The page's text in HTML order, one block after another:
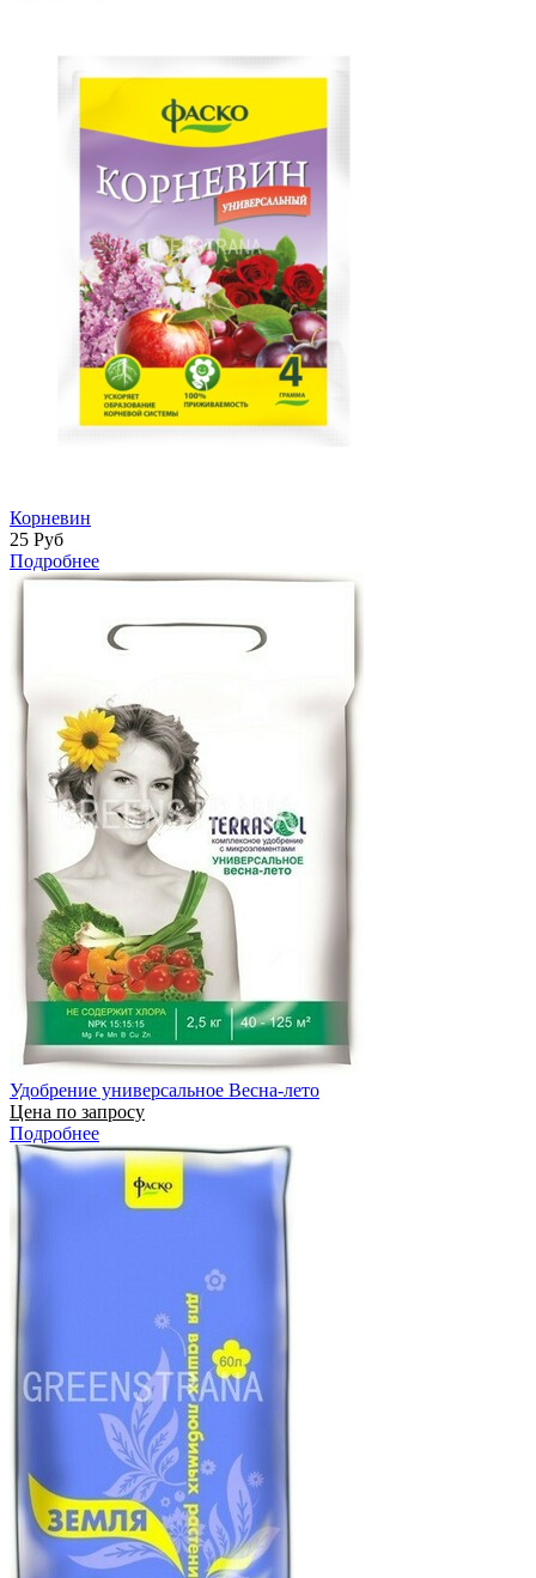
Корневин
25 Руб
Подробнее
Удобрение универсальное Весна-лето
Цена по запросу
Подробнее